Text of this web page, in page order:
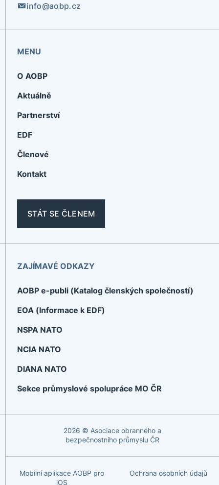
info@aobp.cz
MENU
O AOBP
Aktuálně
Partnerství
EDF
Členové
Kontakt
STÁT SE ČLENEM
ZAJÍMAVÉ ODKAZY
AOBP e-publi (Katalog členských společností)
EOA (Informace k EDF)
NSPA NATO
NCIA NATO
DIANA NATO
Sekce průmyslové spolupráce MO ČR
2026 © Asociace obranného a
bezpečnostního průmyslu ČR
Mobilní aplikace AOBP pro
iOS
Ochrana osobních údajů